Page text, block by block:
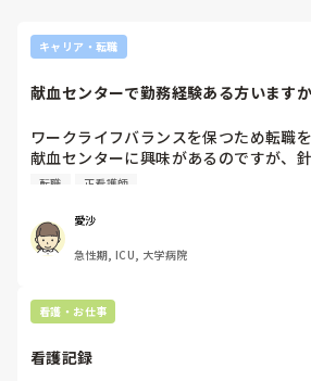
私のお勧めは、転職して性格的に背伸び
キャリア・転職
献血センターで勤務経験ある方います
ワークライフバランスを保つため転職
献血センターに興味があるのですが、
操作あるしイメージが湧きません
など教えていただきたいです！
転職 正看護師
愛沙
急性期, ICU, 大学病院
看護・お仕事
看護記録